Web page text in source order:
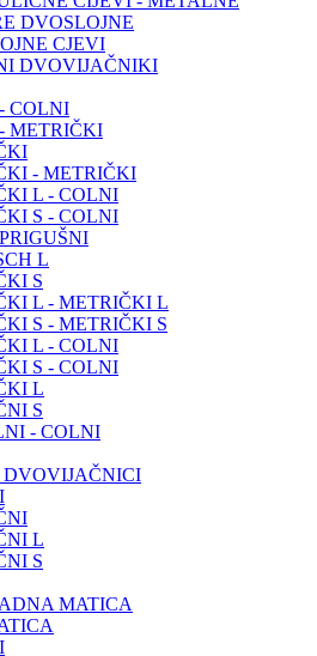
DVOSLOJNE
CJEVI
DVOVIJAČNIKI
COLNI
METRIČKI
- METRIČKI
L - COLNI
S - COLNI
L
S
L - METRIČKI L
S - METRIČKI S
L - COLNI
S - COLNI
L
S
- COLNI
DVOVIJAČNICI
L
S
MATICA